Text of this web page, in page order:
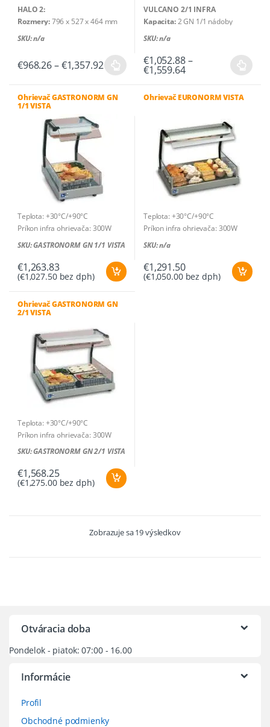
HALO 2:
Rozmery:796 x 527 x 464 mm
HALO 3:
Rozmery: 1597 x 527 x 464 mm
SKU: n/a
€968.26–€1,357.92Price
range:
through
€1,357.92
Tento
má
viacero
variantov.
Možnosti
môžete
produktu.
VULCANO 2/1 INFRA
Kapacita:2 GN 1/1 nádoby
Výkon : 1250 W
Rozmery : 706 × 553 × 831 mm
(šírka × hĺbka × výška)
Kapacita:3 GN 1/1 nádoby
Rozmery:1036 × 553 × 831 mm
VULCANO 4/1 INFRA
Kapacita
: 4 GN 1/1 nádoby
Výkon: 2500 W
Počet infračervených lámp:4
Rozmery: 1356 × 553 × 831 mm
SKU: n/a
€1,052.88–
€1,559.64Price
through
Tento
má
variantov.
Možnosti
môžete
vybrať
produktu.
Ohrievač GASTRONORM GN
1/1 VISTA
Teplota: +30°C/+90°C
Príkon infra ohrievača: 300W
Príkon sklokeramickej dosky:
Celkový príkon: 600W / 230V-
1N∼
Hmotnosť: 19 kg
SKU: GASTRONORM GN 1/1 VISTA
€1,263.83
(€1,027.50bez dph)
Ohrievač EURONORM VISTA
Teplota: +30°C/+90°C
Príkon infra ohrievača: 300W
Príkon sklokeramickej dosky:
Celkový príkon: 700W / 230V-
1N∼
SKU: n/a
€1,291.50
(€1,050.00bez dph)
Ohrievač GASTRONORM GN
2/1 VISTA
Teplota: +30°C/+90°C
Príkon infra ohrievača: 300W
Príkon sklokeramickej dosky:
Celkový príkon: 900W / 230V-
1N∼
SKU: GASTRONORM GN 2/1 VISTA
€1,568.25
(€1,275.00bez dph)
Zobrazuje sa 19 výsledkovZoradené
Otváracia doba
Pondelok - piatok: 07:00 - 16.00
Informácie
Profil
Obchodné podmienky